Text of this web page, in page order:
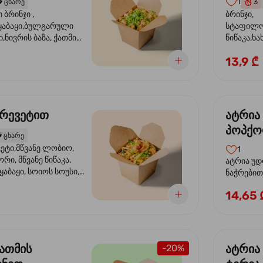
ცხარე
,
ბაზა, ქათმის
ხახვი,სეზამის
3
ბრინჯი,
სოუსი,
13,9 ₾
ცხარე
ლობიო,
მწვანე წიწაკა,
სოიოს სოუსი,
სოუსი, მწვანე ხახვი,
ატრია
სოსუით
1
ატრია
ნაჭრებით,
ნიორი)
14,65
-20%